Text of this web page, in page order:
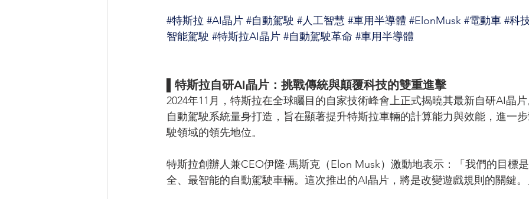
#特斯拉 #AI晶片 #自動駕駛 #人工智慧 #車用半導體 #ElonMusk #電動車 #科
智能駕駛 #特斯拉AI晶片 #自動駕駛革命 #車用半導體
▌特斯拉自研AI晶片：挑戰傳統與顛覆科技的雙重進擊
2024年11月，特斯拉在全球矚目的自家技術峰會上正式揭曉其最新自研AI晶
自動駕駛系統量身打造，旨在顯著提升特斯拉車輛的計算能力與效能，進一
駛領域的領先地位。
特斯拉創辦人兼CEO伊隆·馬斯克（Elon Musk）激動地表示：「我們的目標
全、最智能的自動駕駛車輛。這次推出的AI晶片，將是改變遊戲規則的關鍵